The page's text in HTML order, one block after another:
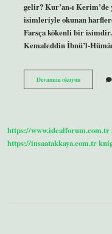
gelir? Kur’an-ı Kerim’de
isimleriyle okunan
Farsça kökenli bir
Kemaleddin İbnü’l-
Devamını okuyunHiyam
Ne
https://www.idealforum.com.tr
https://insaatakkaya.com.tr